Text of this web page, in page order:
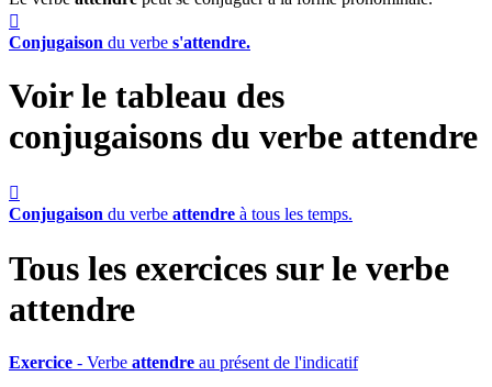

Conjugaison du verbe s'attendre.
Voir le tableau des
conjugaisons du verbe attendre

Conjugaison du verbe attendre à tous les temps.
Tous les exercices sur le verbe
attendre
Exercice - Verbe attendre au présent de l'indicatif